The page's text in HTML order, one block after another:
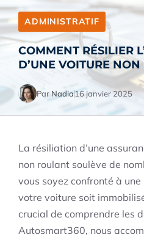
ADMINISTRATIF
COMMENT RÉSILIER
D’UNE VOITURE NON
Par Nadia16 janvier 2025
La résiliation d’une
non roulant soulève de
vous soyez confronté à
votre voiture soit
crucial de comprendre les
Autosmart360, nous